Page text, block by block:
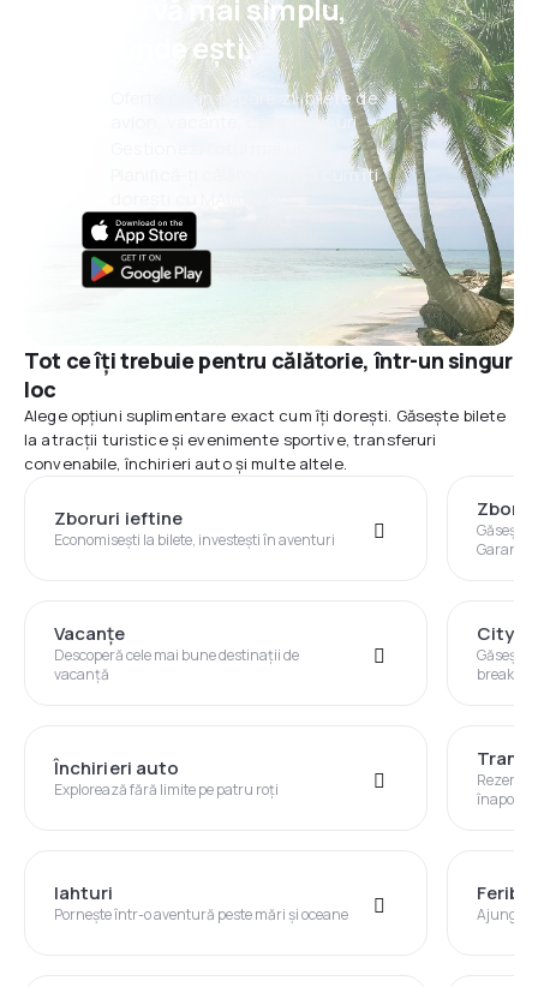
rezervă mai simplu,
oriunde ești.
Oferte noi în fiecare zi: bilete de
avion, vacanțe, city break-uri
Planifică-ți călătoriile așa cum îți
Tot ce îți trebuie pentru călătorie, într-un singur
loc
Alege opțiuni suplimentare exact cum îți dorești. Găsește bilete
la atracții turistice și evenimente sportive, transferuri
convenabile, închirieri auto și multe altele.
Zboruri ieftine
Economisești la bilete, investești în aventuri
Găsește
Vacanţe
Descoperă cele mai bune destinații de
vacanță
City
Găsește
break în
Închirieri auto
Explorează fără limite pe patru roți
Rezervă
înapoi
Iahturi
Pornește într-o aventură peste mări și oceane Ajungi în